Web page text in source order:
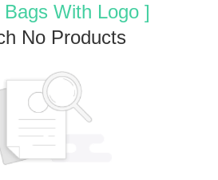
With Logo ]
No Products